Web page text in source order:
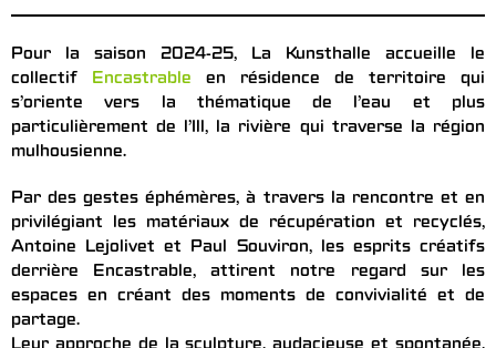
Pour la saison 2024-25, La Kunsthalle accueille le
collectif Encastrable en résidence de territoire qui
s’oriente vers la thématique de l’eau et plus
particulièrement de l’Ill, la rivière qui traverse la région
mulhousienne.
Par des gestes éphémères, à travers la rencontre et en
privilégiant les matériaux de récupération et recyclés,
Antoine Lejolivet et Paul Souviron, les esprits créatifs
derrière Encastrable, attirent notre regard sur les
espaces en créant des moments de convivialité et de
partage.